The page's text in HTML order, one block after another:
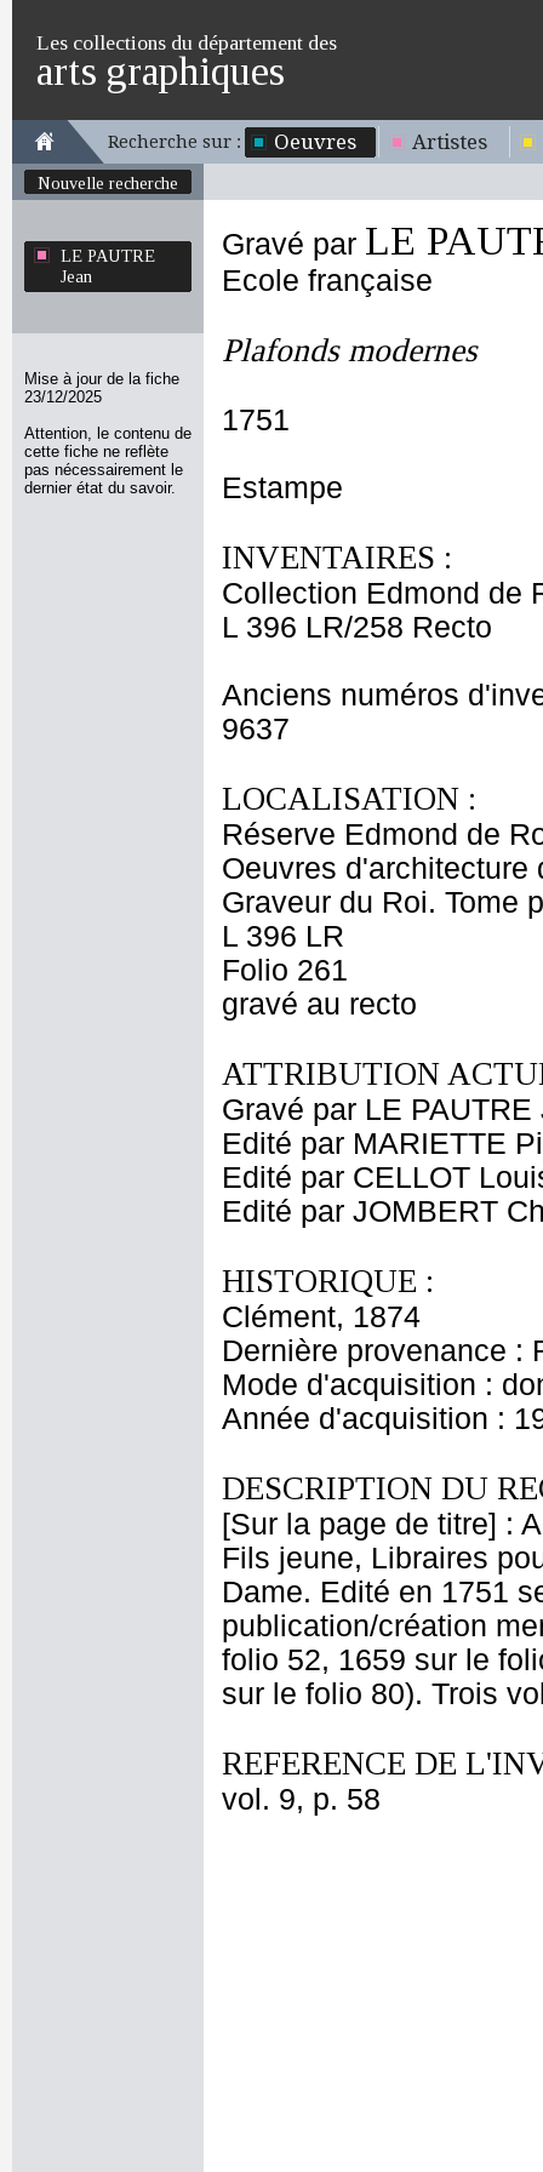
Les collections du département des
arts graphiques
Recherche sur : Oeuvres Artistes
Nouvelle recherche
LE PAUTRE
Jean
Mise à jour de la fiche
23/12/2025
Attention, le contenu de
cette fiche ne reflète
pas nécessairement le
dernier état du savoir.
Gravé par LE
Ecole française
Plafonds modernes
1751
Estampe
INVENTAIRES :
Collection Edmond de
L 396 LR/258 Recto
Anciens numéros
9637
LOCALISATION :
Réserve Edmond de
Oeuvres d'architecture
Graveur du Roi. Tome
L 396 LR
Folio 261
gravé au recto
ATTRIBUTION
Gravé par LE PAUTRE
Edité par MARIETTE
Edité par CELLOT
Edité par JOMBERT
HISTORIQUE :
Clément, 1874
Dernière provenance :
Mode d'acquisition :
Année d'acquisition :
DESCRIPTION DU
[Sur la page de titre] :
Fils jeune, Libraires
Dame. Edité en 1751
publication/création
folio 52, 1659 sur le
sur le folio 80). Trois
REFERENCE DE
vol. 9, p. 58